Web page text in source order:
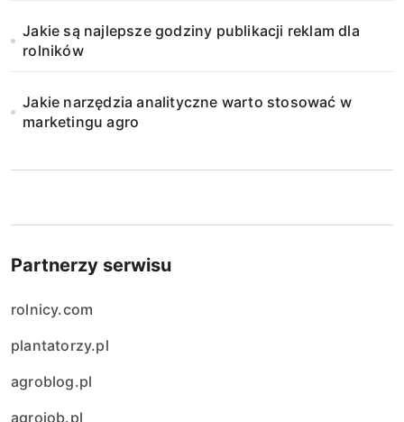
Jakie są najlepsze godziny publikacji reklam dla
rolników
Jakie narzędzia analityczne warto stosować w
marketingu agro
Partnerzy serwisu
rolnicy.com
plantatorzy.pl
agroblog.pl
agrojob.pl